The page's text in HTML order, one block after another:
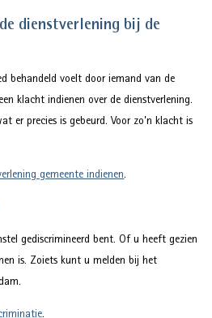
dienstverlening bij de
behandeld voelt door iemand van de
klacht indienen over de dienstverlening.
er precies is gebeurd. Voor zo’n klacht is
gemeente indienen.
gediscrimineerd bent. Of u heeft gezien
is. Zoiets kunt u melden bij het
.